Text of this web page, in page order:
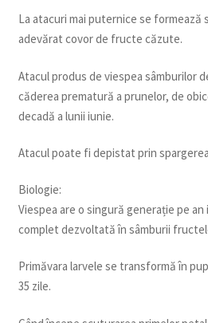
La atacuri mai puternice se formează
adevărat covor de fructe căzute.
Atacul produs de viespea sâmburilor
căderea prematură a prunelor, de
decadă a lunii iunie.
Atacul poate fi depistat prin
Biologie:
Viespea are o singură generație pe
complet dezvoltată în sâmburii
Primăvara larvele se transformă în
35 zile.